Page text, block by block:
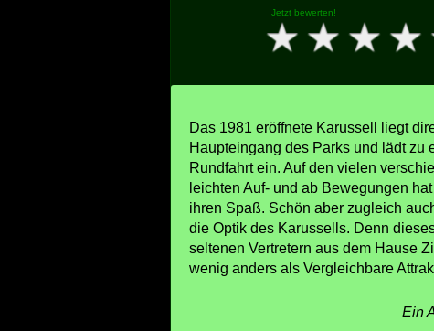
Jetzt bewerten!
Das 1981 eröffnete Karussell liegt
Haupteingang des Parks und lädt zu
Rundfahrt ein. Auf den vielen
leichten Auf- und ab Bewegungen
ihren Spaß. Schön aber zugleich
die Optik des Karussells. Denn
seltenen Vertretern aus dem Hause
wenig anders als Vergleichbare
Ein